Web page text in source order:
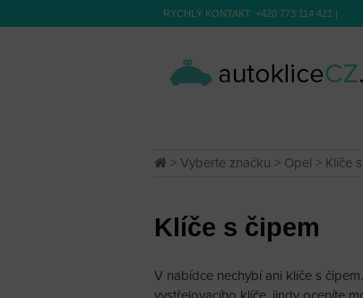
RYCHLÝ KONTAKT: +420 773 114 421
> Vyberte značku > Opel > Klíče
Klíče s čipem
V nabídce nechybí ani klíče s